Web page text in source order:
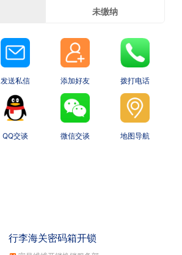
未缴纳
发送私信 添加好友 拨打电话
QQ交谈 微信交谈 地图导航
行李海关密码箱开锁